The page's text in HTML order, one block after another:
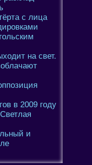
с лица
на свет.
в 2009 году
и